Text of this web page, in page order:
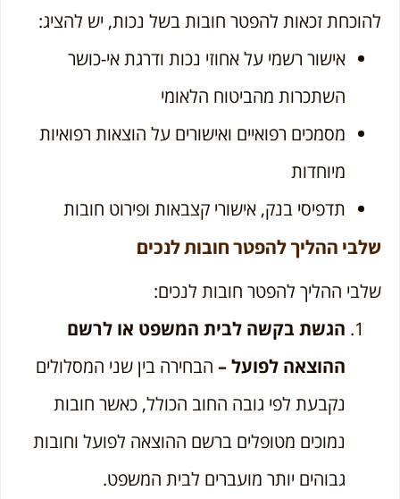
להוכחת זכאות להפטר חובות בשל נכות, יש להציג:
אישור רשמי על אחוזי נכות ודרגת אי-כושר
השתכרות מהביטוח הלאומי
מסמכים רפואיים ואישורים על הוצאות רפואיות
מיוחדות
תדפיסי בנק, אישורי קצבאות ופירוט חובות
שלבי ההליך להפטר חובות לנכים
שלבי ההליך להפטר חובות לנכים:
הגשת בקשה לבית המשפט או לרשם
ההוצאה לפועל – הבחירה בין שני המסלולים
נקבעת לפי גובה החוב הכולל, כאשר חובות
נמוכים מטופלים ברשם ההוצאה לפועל וחובות
גבוהים יותר מועברים לבית המשפט.